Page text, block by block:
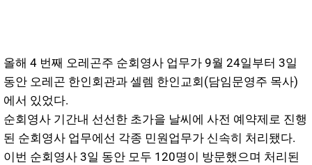
올해 4 번째 오레곤주 순회영사 업무가 9월 24일부터 3일
동안 오레곤 한인회관과 셀렘 한인교회(담임문영주 목사)
에서 있었다.
순회영사 기간내 선선한 초가을 날씨에 사전 예약제로 진행
된 순회영사 업무에선 각종 민원업무가 신속히 처리됐다.
이번 순회영사 3일 동안 모두 120명이 방문했으며 처리된